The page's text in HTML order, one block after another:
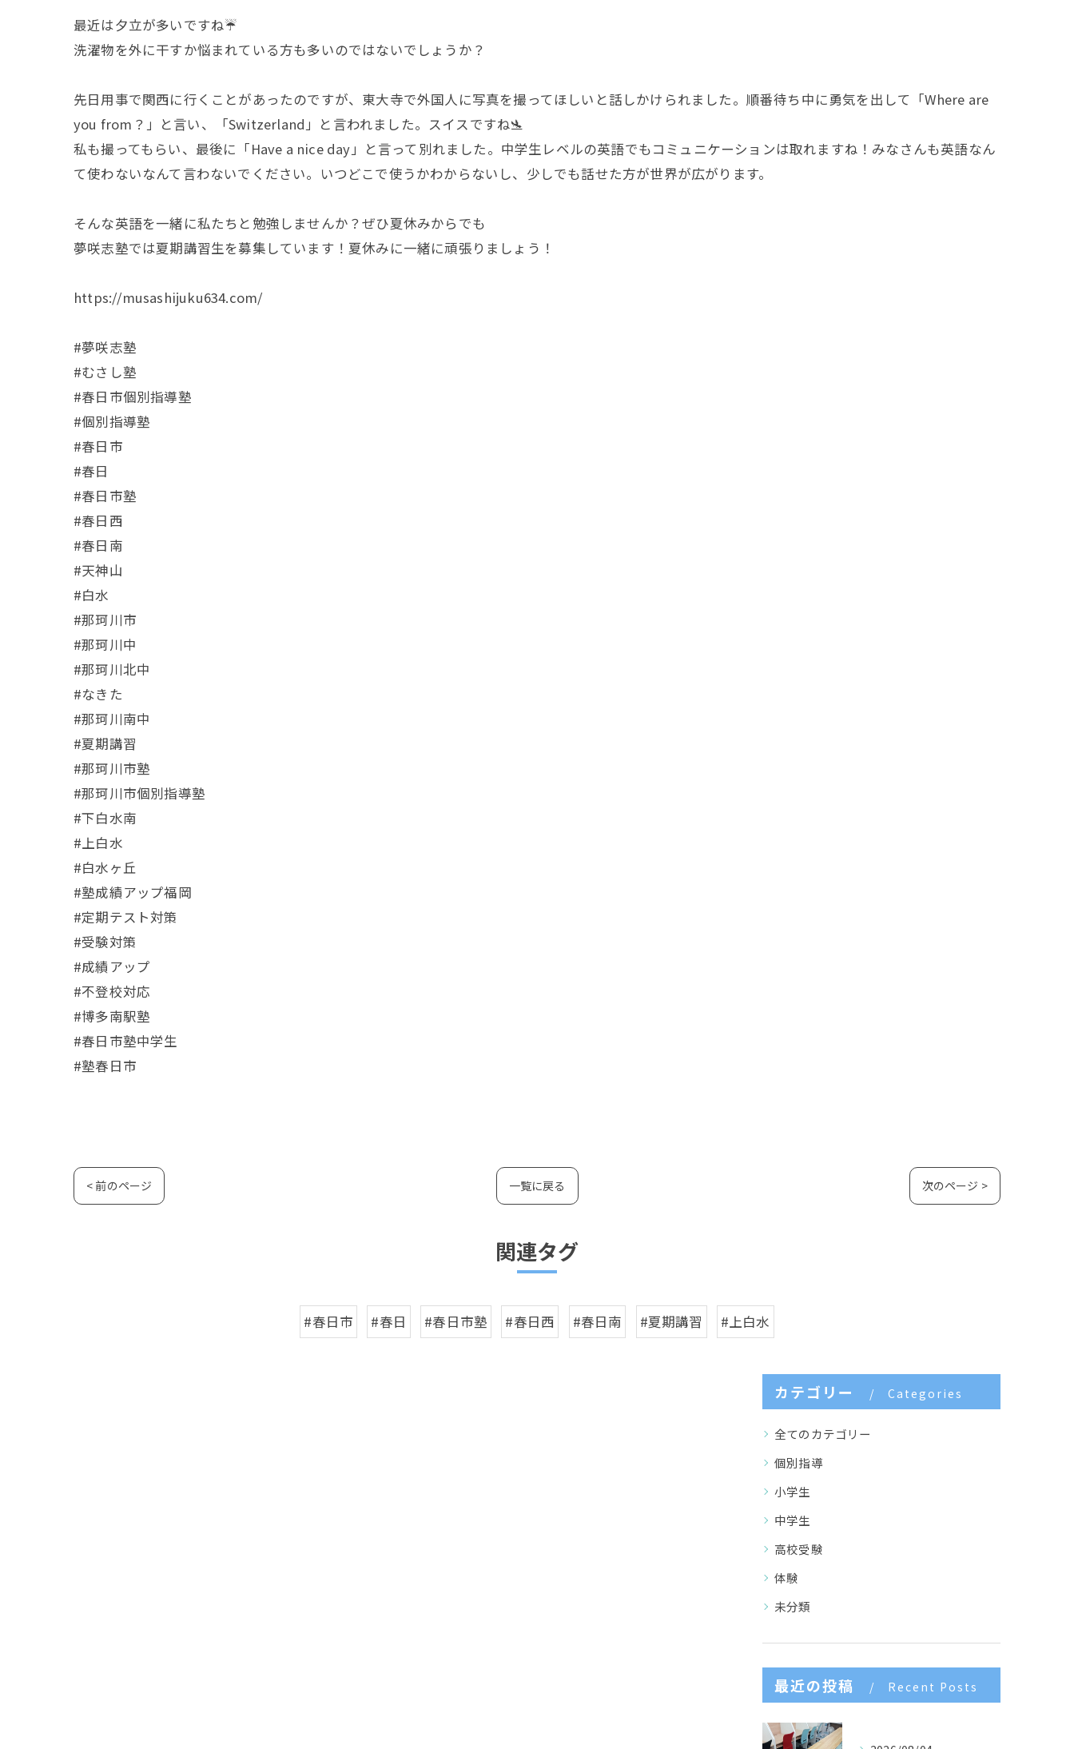
最近は夕立が多いですね☔
洗濯物を外に干すか悩まれている方も多いのではないでしょうか？
先日用事で関西に行くことがあったのですが、東大寺で外国人に写真を撮ってほしいと話しかけられました。順番待ち中に勇気を出して「Where are
you from？」と言い、「Switzerland」と言われました。スイスですね🛬
私も撮ってもらい、最後に「Have a nice day」と言って別れました。中学生レベルの英語でもコミュニケーションは取れますね！みなさんも英語なん
て使わないなんて言わないでください。いつどこで使うかわからないし、少しでも話せた方が世界が広がります。
そんな英語を一緒に私たちと勉強しませんか？ぜひ夏休みからでも
夢咲志塾では夏期講習生を募集しています！夏休みに一緒に頑張りましょう！
https://musashijuku634.com/
#夢咲志塾
#むさし塾
#春日市個別指導塾
#個別指導塾
#春日市
#春日
#春日市塾
#春日西
#春日南
#天神山
#白水
#那珂川市
#那珂川中
#那珂川北中
#なきた
#那珂川南中
#夏期講習
#那珂川市塾
#那珂川市個別指導塾
#下白水南
#上白水
#白水ヶ丘
#塾成績アップ福岡
#定期テスト対策
#受験対策
#成績アップ
#不登校対応
#博多南駅塾
#春日市塾中学生
#塾春日市
< 前のページ 一覧に戻る 次のページ >
関連タグ
#春日市 #春日 #春日市塾 #春日西 #春日南 #夏期講習 #上白水
カテゴリー Categories
全てのカテゴリー
個別指導
小学生
中学生
高校受験
体験
未分類
最近の投稿 Recent Posts